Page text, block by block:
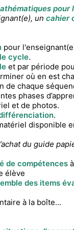
pour
un cahier
pour
cycle.
et par période
où en est
de chaque
phases
et de photos.
.
disponible
du guide
de compétences
élève
des items
à la boîte…